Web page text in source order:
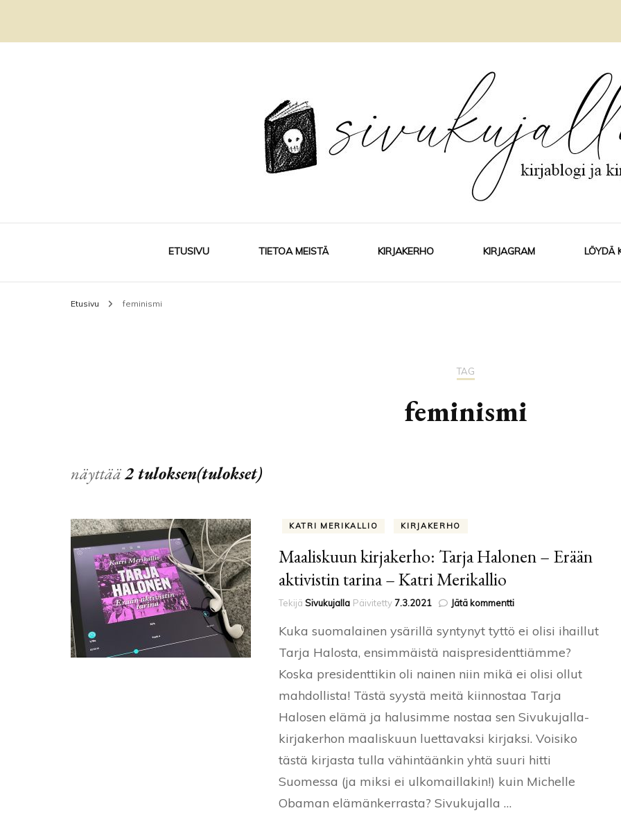
Sivukujalla
ETUSIVU TIETOA MEISTÄ KIRJAKERHO KIRJAGRAM LÖYDÄ
Etusivu feminismi
TAG
feminismi
näyttää2 tuloksen(tulokset)
KATRI MERIKALLIO KIRJAKERHO
Maaliskuun kirjakerho: Tarja Halonen – Erään
aktivistin tarina – Katri Merikallio
Tekijä Sivukujalla Päivitetty7.3.2021 Jätä kommenttiartikkeliin
kirjakerho:
Halonen
–
aktivistin
tarina
Katri
Merikallio
Kuka suomalainen ysärillä syntynyt tyttö ei olisi ihaillut
Tarja Halosta, ensimmäistä naispresidenttiämme?
Koska presidenttikin oli nainen niin mikä ei olisi ollut
mahdollista! Tästä syystä meitä kiinnostaa Tarja
Halosen elämä ja halusimme nostaa sen Sivukujalla-
kirjakerhon maaliskuun luettavaksi kirjaksi. Voisiko
tästä kirjasta tulla vähintäänkin yhtä suuri hitti
Suomessa (ja miksi ei ulkomaillakin!) kuin Michelle
Obaman elämänkerrasta? Sivukujalla …